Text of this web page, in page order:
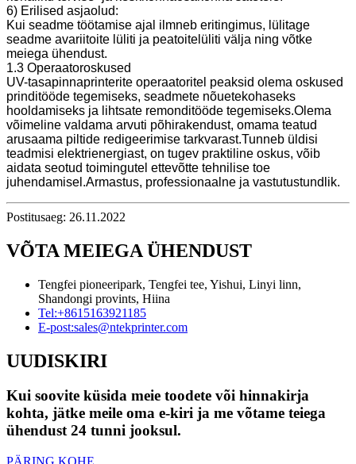
6) Erilised asjaolud:
Kui seadme töötamise ajal ilmneb eritingimus, lülitage
seadme avariitoite lüliti ja peatoitelüliti välja ning võtke
meiega ühendust.
1.3 Operaatoroskused
UV-tasapinnaprinterite operaatoritel peaksid olema oskused
prinditööde tegemiseks, seadmete nõuetekohaseks
hooldamiseks ja lihtsate remonditööde tegemiseks.Olema
võimeline valdama arvuti põhirakendust, omama teatud
arusaama piltide redigeerimise tarkvarast.Tunneb üldisi
teadmisi elektrienergiast, on tugev praktiline oskus, võib
aidata seotud toimingutel ettevõtte tehnilise toe
juhendamisel.Armastus, professionaalne ja vastutustundlik.
Postitusaeg: 26.11.2022
VÕTA MEIEGA ÜHENDUST
Tengfei pioneeripark, Tengfei tee, Yishui, Linyi linn,
Shandongi provints, Hiina
Tel:+8615163921185
E-post:sales@ntekprinter.com
UUDISKIRI
Kui soovite küsida meie toodete või hinnakirja
kohta, jätke meile oma e-kiri ja me võtame teiega
ühendust 24 tunni jooksul.